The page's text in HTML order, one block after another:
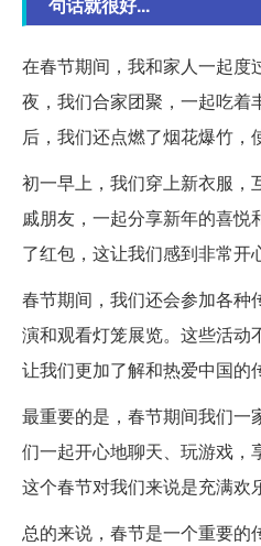
在春节期间，我和家人一起度
夜，我们合家团聚，一起吃着
后，我们还点燃了烟花爆竹，
初一早上，我们穿上新衣服，
戚朋友，一起分享新年的喜悦
了红包，这让我们感到非常开
春节期间，我们还会参加各种
演和观看灯笼展览。这些活动
让我们更加了解和热爱中国的
最重要的是，春节期间我们一
们一起开心地聊天、玩游戏，
这个春节对我们来说是充满欢
总的来说，春节是一个重要的